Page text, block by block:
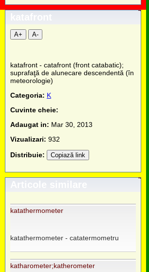
katafront
A+ A-
katafront - catafront (front catabatic);
suprafaţă de alunecare descendentă (în
meteorologie)
Categoria: K
Cuvinte cheie:
Adaugat in: Mar 30, 2013
Vizualizari: 932
Distribuie:
Copiază link
Articole similare
katathermometer
katathermometer - catatermometru
katharometer;katherometer